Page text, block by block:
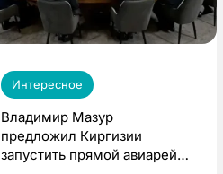
Интересное
Владимир Мазур
предложил Киргизии
запустить прямой авиарейс